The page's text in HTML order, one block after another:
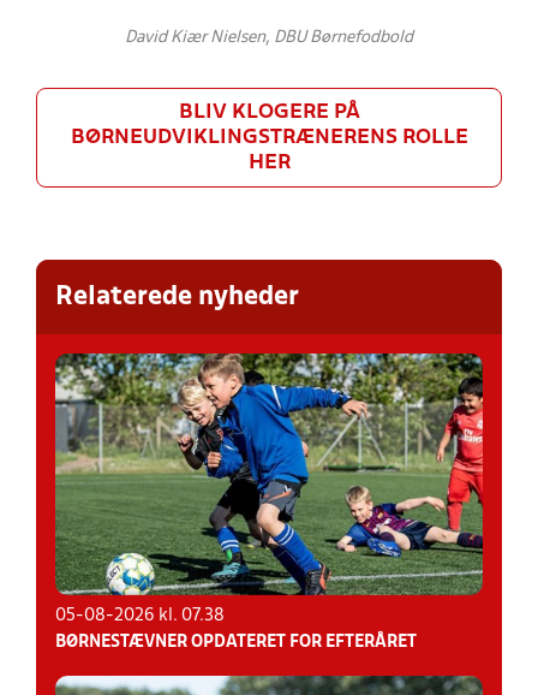
David Kiær Nielsen, DBU Børnefodbold
BLIV KLOGERE PÅ
BØRNEUDVIKLINGSTRÆNERENS ROLLE
HER
Relaterede nyheder
05-08-2026 kl. 07.38
BØRNESTÆVNER OPDATERET FOR EFTERÅRET